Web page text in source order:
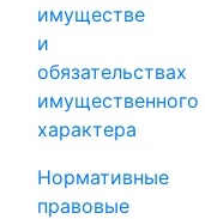
имуществе
и
обязательствах
имущественного
характера
Нормативные
правовые